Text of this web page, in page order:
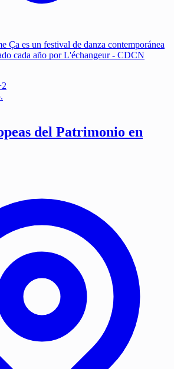
Ça es un festival de danza contemporánea
cada año por L'échangeur - CDCN
del Patrimonio en